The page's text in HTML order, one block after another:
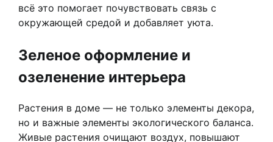
всё это помогает почувствовать связь с
окружающей средой и добавляет уюта.
Зеленое оформление и
озеленение интерьера
Растения в доме — не только элементы декора,
но и важные элементы экологического баланса.
Живые растения очищают воздух, повышают